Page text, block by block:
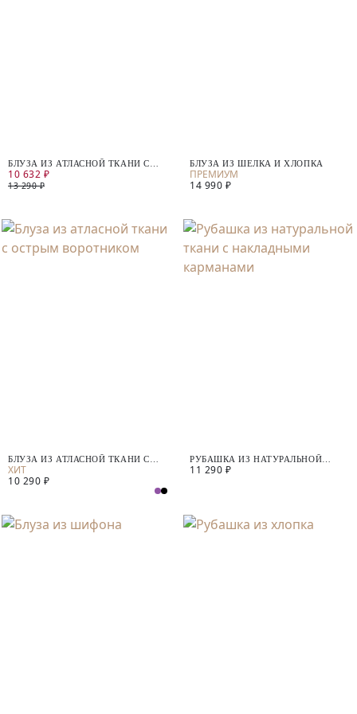
БЛУЗА ИЗ АТЛАСНОЙ ТКАНИ С
АНИМАЛИСТИЧНЫМ ПРИНТОМ
10 632 ₽
13 290 ₽
БЛУЗА ИЗ ШЕЛКА И ХЛОПКА
14 990 ₽
БЛУЗА ИЗ АТЛАСНОЙ ТКАНИ С
ОСТРЫМ ВОРОТНИКОМ
10 290 ₽
РУБАШКА ИЗ НАТУРАЛЬНОЙ
ТКАНИ С НАКЛАДНЫМИ
11 290 ₽